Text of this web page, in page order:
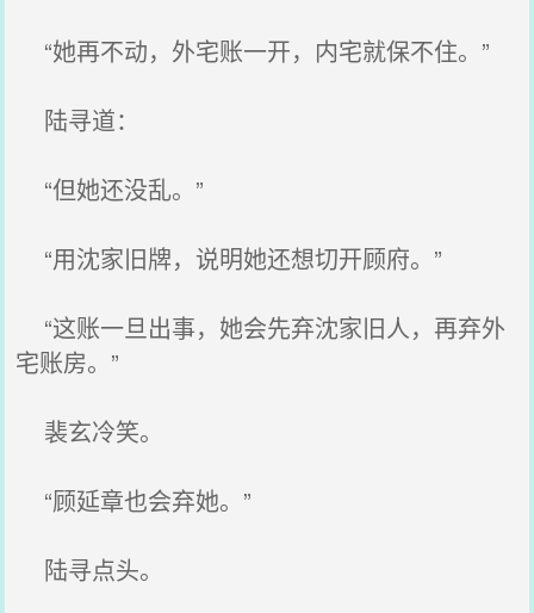
“她再不动，外宅账一开，内宅就保不住。”
陆寻道：
“但她还没乱。”
“用沈家旧牌，说明她还想切开顾府。”
“这账一旦出事，她会先弃沈家旧人，再弃外
宅账房。”
裴玄冷笑。
“顾延章也会弃她。”
陆寻点头。